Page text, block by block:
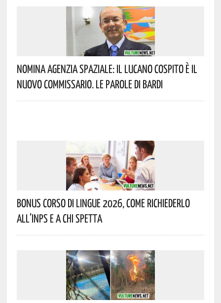
Nomina Agenzia Spaziale: Il Lucano Cospito È Il
Nuovo Commissario. Le Parole Di Bardi
Bonus Corso Di Lingue 2026, Come Richiederlo
All’INPS E A Chi Spetta